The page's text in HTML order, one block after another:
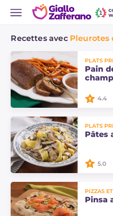
Recettes avec Pleurotes
PLATS
Pain
variante
4.4
PLATS
Pâtes
plat
5.0
PIZZAS
Pinsa